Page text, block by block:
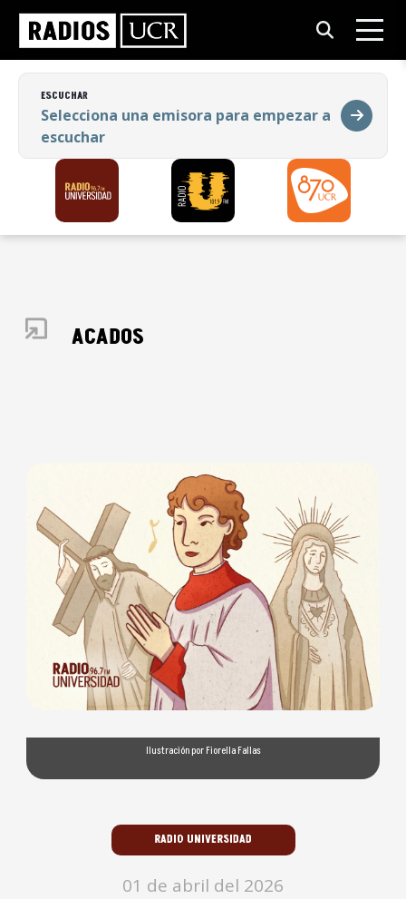
ESCUCHAR
Selecciona una emisora para empezar a
escuchar
ESCUCHAR
Selecciona una emisora para empezar a
escuchar
DESTACADOS
Ilustración por Fiorella Fallas
RADIO UNIVERSIDAD
01 de abril del 2026